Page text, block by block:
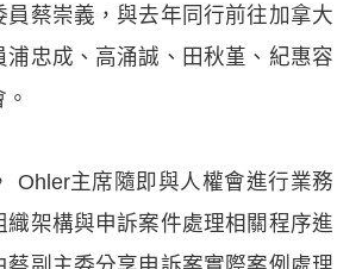
員蔡崇義，與去年同行前往加拿大
浦忠成、高涌誠、田秋堇、紀惠容
Ohler主席隨即與人權會進行業務
織架構與申訴案件處理相關程序進